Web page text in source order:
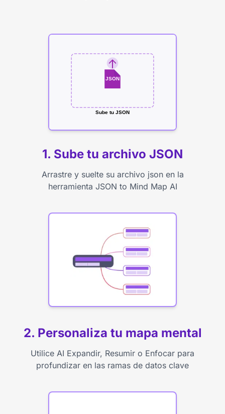
JSON
Sube tu JSON
1. Sube tu archivo JSON
Arrastre y suelte su archivo json en la
herramienta JSON to Mind Map AI
2. Personaliza tu mapa mental
Utilice AI Expandir, Resumir o Enfocar para
profundizar en las ramas de datos clave